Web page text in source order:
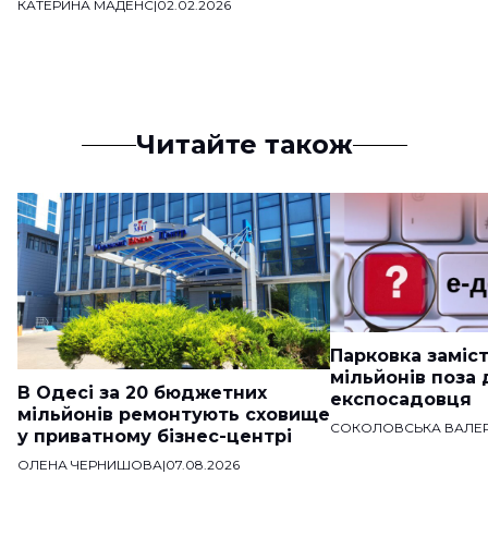
КАТЕРИНА МАДЕНС|02.02.2026
Читайте також
В Одесі за 20 бюджетних
мільйонів ремонтують сховище
у приватному бізнес-центрі
ОЛЕНА ЧЕРНИШОВА|07.08.2026
Парковка
мільйонів поза
експосадовця
СОКОЛОВСЬКА